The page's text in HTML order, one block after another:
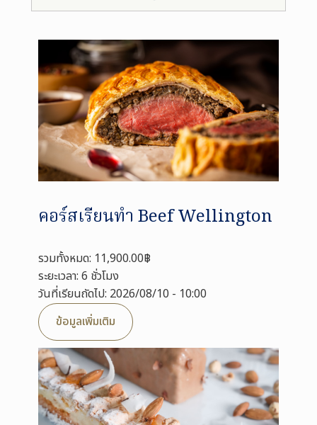
คอร์สเรียนทำ Beef Wellington
รวมทั้งหมด: 11,900.00฿
ระยะเวลา: 6 ชั่วโมง
วันที่เรียนถัดไป: 2026/08/10 - 10:00
ข้อมูลเพิ่มเติม